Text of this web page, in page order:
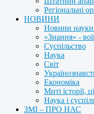
Регіональні
НОВИНИ
Новини науки
«Знання» -
Суспільство
Наука
Світ
Економіка
Миті історії,
Наука і
ЗМІ – ПРО НАС